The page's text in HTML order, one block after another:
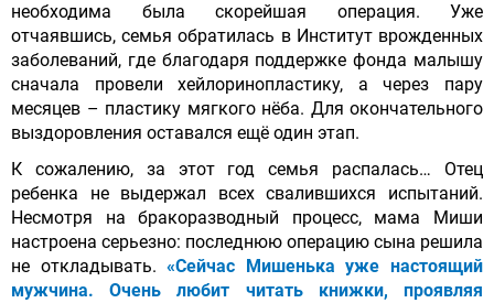
необходима была скорейшая операция. Уже
отчаявшись, семья обратилась в Институт врожденных
заболеваний, где благодаря поддержке фонда малышу
сначала провели хейлоринопластику, а через пару
месяцев – пластику мягкого нёба. Для окончательного
выздоровления оставался ещё один этап.
К сожалению, за этот год семья распалась… Отец
ребенка не выдержал всех свалившихся испытаний.
Несмотря на бракоразводный процесс, мама Миши
настроена серьезно: последнюю операцию сына решила
не откладывать.«Сейчас Мишенька уже настоящий
мужчина. Очень любит читать книжки, проявляя